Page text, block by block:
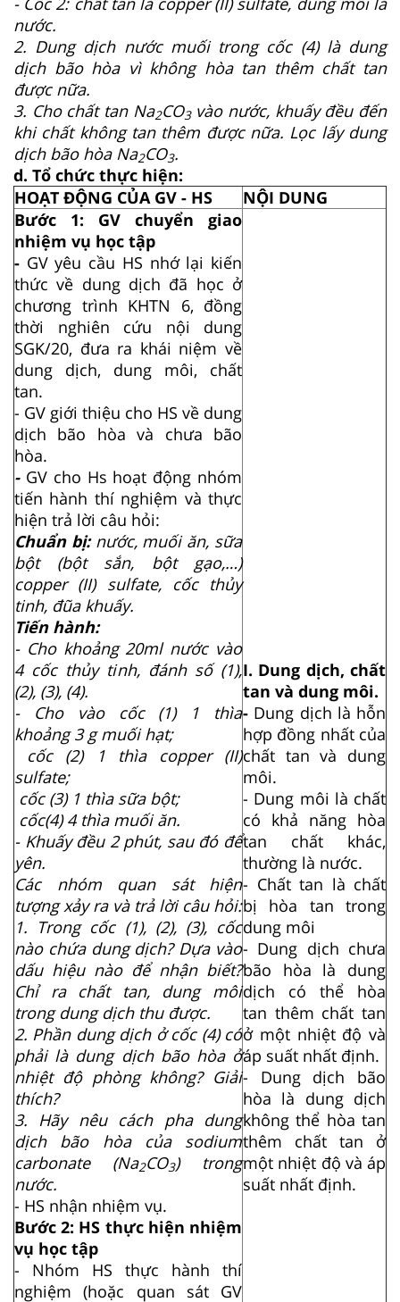
nước.
2. Dung dịch nước muối trong cốc (4) là dung
dịch bão hòa vì không hòa tan thêm chất tan
được nữa.
3. Cho chất tan Na2CO3vào nước, khuấy đều đến
khi chất không tan thêm được nữa. Lọc lấy dung
dịch bão hòa Na2CO3.
d. Tổ chức thực hiện:
HOẠT ĐỘNG CỦA GV - HS
NỘI DUNG
Bước 1: GV chuyển giao
nhiệm vụ học tập
- GV yêu cầu HS nhớ lại kiến
thức về dung dịch đã học ở
chương trình KHTN 6, đồng
thời nghiên cứu nội dung
SGK/20, đưa ra khái niệm về
dung dịch, dung môi, chất
tan.
- GV giới thiệu cho HS về dung
dịch bão hòa và chưa bão
hòa.
- GV cho Hs hoạt động nhóm
tiến hành thí nghiệm và thực
hiện trả lời câu hỏi:
Chuẩn bị:nước, muối ăn, sữa
bột (bột sắn, bột gạo,…)
copper (II) sulfate, cốc thủy
tinh, đũa khuấy.
Tiến hành:
- Cho khoảng 20ml nước vào
4 cốc thủy tinh, đánh số (1),
(2), (3), (4).
- Cho vào cốc (1) 1 thìa
khoảng 3 g muối hạt;
cốc (2) 1 thìa copper (II)
sulfate;
cốc (3) 1 thìa sữa bột;
cốc(4) 4 thìa muối ăn.
- Khuấy đều 2 phút, sau đó để
yên.
Các nhóm quan sát hiện
tượng xảy ra và trả lời câu hỏi:
1. Trong cốc (1), (2), (3), cốc
nào chứa dung dịch? Dựa vào
dấu hiệu nào để nhận biết?
Chỉ ra chất tan, dung môi
trong dung dịch thu được.
2. Phần dung dịch ở cốc (4) có
phải là dung dịch bão hòa ở
nhiệt độ phòng không? Giải
thích?
3. Hãy nêu cách pha dung
dịch bão hòa của sodium
carbonate (Na2CO3) trong
nước.
- HS nhận nhiệm vụ.
Bước 2: HS thực hiện nhiệm
vụ học tập
- Nhóm HS thực hành thí
nghiệm (hoặc quan sát GV
I. Dung dịch, chất
tan và dung môi.
- Dung dịch là hỗn
hợp đồng nhất của
chất tan và dung
môi.
- Dung môi là chất
có khả năng hòa
tan chất khác,
thường là nước.
- Chất tan là chất
bị hòa tan trong
dung môi
- Dung dịch chưa
bão hòa là dung
dịch có thể hòa
tan thêm chất tan
ở một nhiệt độ và
áp suất nhất định.
- Dung dịch bão
hòa là dung dịch
không thể hòa tan
thêm chất tan ở
một nhiệt độ và áp
suất nhất định.